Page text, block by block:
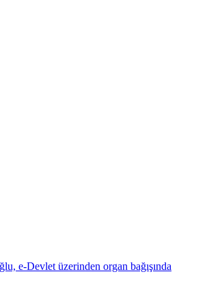
e-Devlet üzerinden organ bağışında